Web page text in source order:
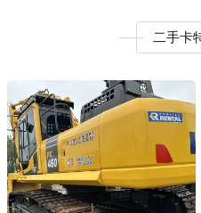
二手卡